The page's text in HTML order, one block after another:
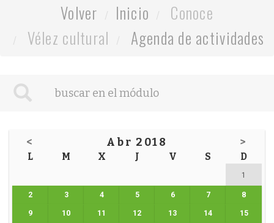
Volver Inicio
Conoce
Vélez cultural
Agenda de actividades
< Abr 2018 >
L M X J V S D
1
2 3 4 5 6 7 8
9 10 11 12 13 14 15